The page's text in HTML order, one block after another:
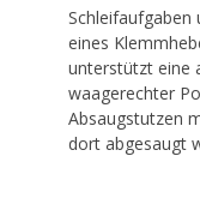
Schleifaufgaben
eines
unterstützt eine
waagerechter
Absaugstutzen
dort abgesaugt